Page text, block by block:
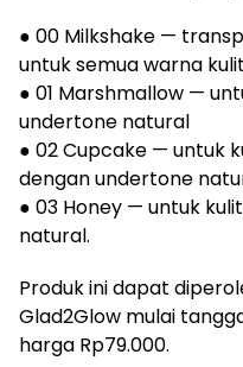
● 00 Milkshake —
untuk semua warna kulit
● 01 Marshmallow —
undertone natural
● 02 Cupcake — untuk
dengan undertone
● 03 Honey — untuk
natural.
Produk ini dapat
Glad2Glow mulai
harga Rp79.000.